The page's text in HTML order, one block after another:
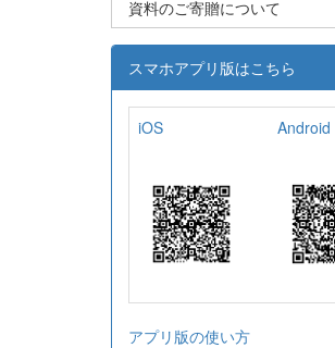
資料のご寄贈について
スマホアプリ版はこちら
iOS Android
アプリ版の使い方